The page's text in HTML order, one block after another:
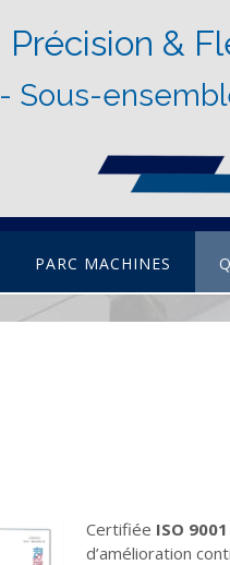
Précision &
Sous-
PARC MACHINES
Certifiée ISO
d’amélioration